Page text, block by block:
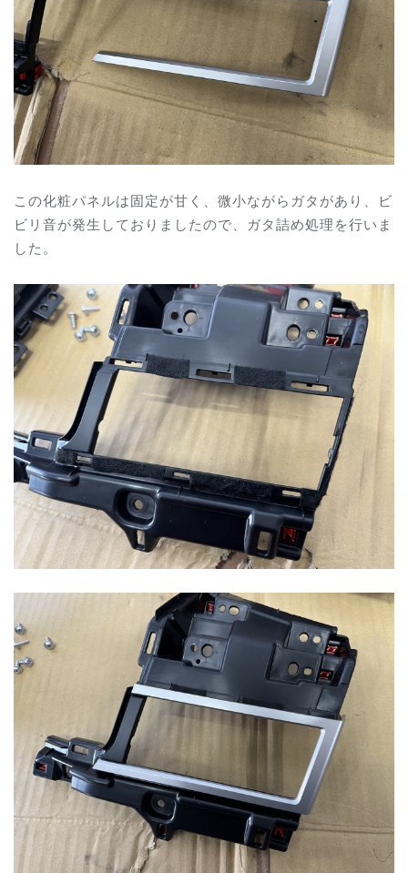
この化粧パネルは固定が甘く、微小ながらガタがあり、ビ
ビリ音が発生しておりましたので、ガタ詰め処理を行いま
した。